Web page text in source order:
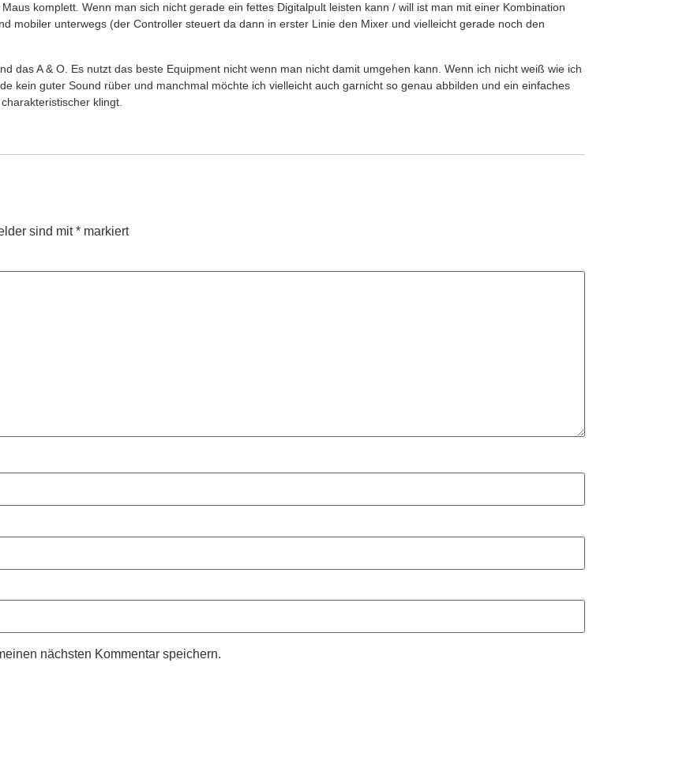
komplett. Wenn man sich nicht gerade ein fettes Digitalpult leisten kann / will ist man mit einer Kombination
mobiler unterwegs (der Controller steuert da dann in erster Linie den Mixer und vielleicht gerade noch den
das A & O. Es nutzt das beste Equipment nicht wenn man nicht damit umgehen kann. Wenn ich nicht weiß wie ich
kein guter Sound rüber und manchmal möchte ich vielleicht auch garnicht so genau abbilden und ein einfaches
klingt.
sind mit* markiert
nächsten Kommentar speichern.